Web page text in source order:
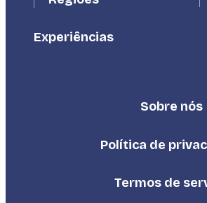
Experiências
Footer
Sobre nós
Política de
Termos de